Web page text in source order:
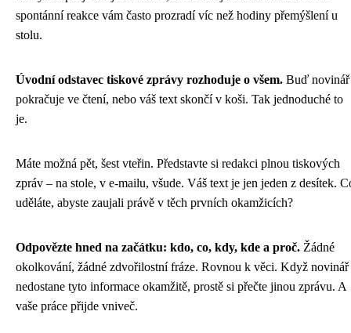
spontánní reakce vám často prozradí víc než hodiny přemýšlení u
stolu.
Úvodní odstavec tiskové zprávy rozhoduje o všem. Buď novinář
pokračuje ve čtení, nebo váš text skončí v koši. Tak jednoduché to
je.
Máte možná pět, šest vteřin. Představte si redakci plnou tiskových
zpráv – na stole, v e-mailu, všude. Váš text je jen jeden z desítek.
uděláte, abyste zaujali právě v těch prvních okamžicích?
Odpovězte hned na začátku: kdo, co, kdy, kde a proč. Žádné
okolkování, žádné zdvořilostní fráze. Rovnou k věci. Když novinář
nedostane tyto informace okamžitě, prostě si přečte jinou zprávu. A
vaše práce přijde vniveč.